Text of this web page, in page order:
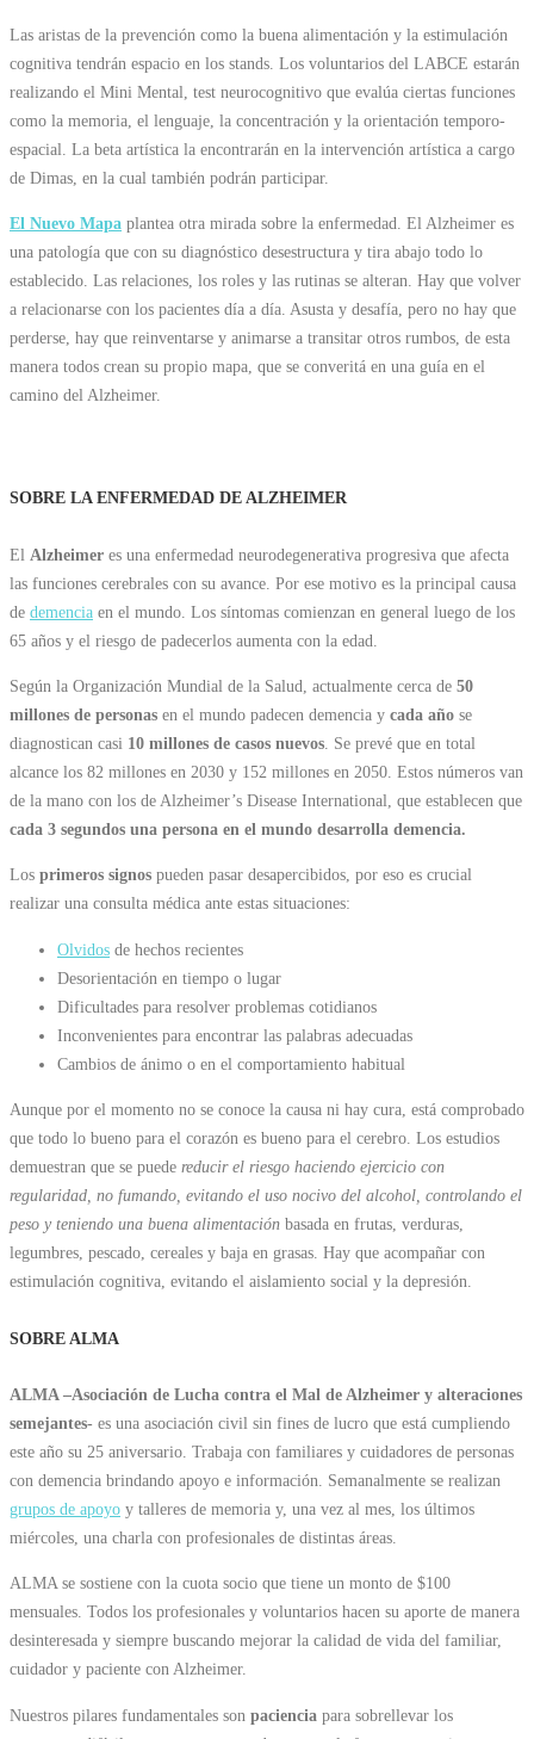
Las aristas de la prevención como la buena alimentación y la estimulación
cognitiva tendrán espacio en los stands. Los voluntarios del LABCE estarán
realizando el Mini Mental, test neurocognitivo que evalúa ciertas funciones
como la memoria, el lenguaje, la concentración y la orientación temporo-
espacial. La beta artística la encontrarán en la intervención artística a cargo
de Dimas, en la cual también podrán participar.
El Nuevo Mapa plantea otra mirada sobre la enfermedad. El Alzheimer es
una patología que con su diagnóstico desestructura y tira abajo todo lo
establecido. Las relaciones, los roles y las rutinas se alteran. Hay que volver
a relacionarse con los pacientes día a día. Asusta y desafía, pero no hay que
perderse, hay que reinventarse y animarse a transitar otros rumbos, de esta
manera todos crean su propio mapa, que se converitá en una guía en el
camino del Alzheimer.
SOBRE LA ENFERMEDAD DE ALZHEIMER
El Alzheimer es una enfermedad neurodegenerativa progresiva que afecta
las funciones cerebrales con su avance. Por ese motivo es la principal causa
de demencia en el mundo. Los síntomas comienzan en general luego de los
65 años y el riesgo de padecerlos aumenta con la edad.
Según la Organización Mundial de la Salud, actualmente cerca de 50
millones de personas en el mundo padecen demencia y cada año se
diagnostican casi 10 millones de casos nuevos . Se prevé que en total
alcance los 82 millones en 2030 y 152 millones en 2050. Estos números van
de la mano con los de Alzheimer’s Disease International, que establecen que
cada 3 segundos una persona en el mundo desarrolla demencia.
Los primeros signos pueden pasar desapercibidos, por eso es crucial
realizar una consulta médica ante estas situaciones:
Olvidos de hechos recientes
Desorientación en tiempo o lugar
Dificultades para resolver problemas cotidianos
Inconvenientes para encontrar las palabras adecuadas
Cambios de ánimo o en el comportamiento habitual
Aunque por el momento no se conoce la causa ni hay cura, está comprobado
que todo lo bueno para el corazón es bueno para el cerebro. Los estudios
demuestran que se puede reducir el riesgo haciendo ejercicio con
regularidad, no fumando, evitando el uso nocivo del alcohol, controlando el
peso y teniendo una buena alimentación basada en frutas, verduras,
legumbres, pescado, cereales y baja en grasas. Hay que acompañar con
estimulación cognitiva, evitando el aislamiento social y la depresión.
SOBRE ALMA
ALMA –Asociación de Lucha contra el Mal de Alzheimer y alteraciones
semejantes- es una asociación civil sin fines de lucro que está cumpliendo
este año su 25 aniversario. Trabaja con familiares y cuidadores de personas
con demencia brindando apoyo e información. Semanalmente se realizan
grupos de apoyo y talleres de memoria y, una vez al mes, los últimos
miércoles, una charla con profesionales de distintas áreas.
ALMA se sostiene con la cuota socio que tiene un monto de $100
mensuales. Todos los profesionales y voluntarios hacen su aporte de manera
desinteresada y siempre buscando mejorar la calidad de vida del familiar,
cuidador y paciente con Alzheimer.
Nuestros pilares fundamentales son paciencia para sobrellevar los